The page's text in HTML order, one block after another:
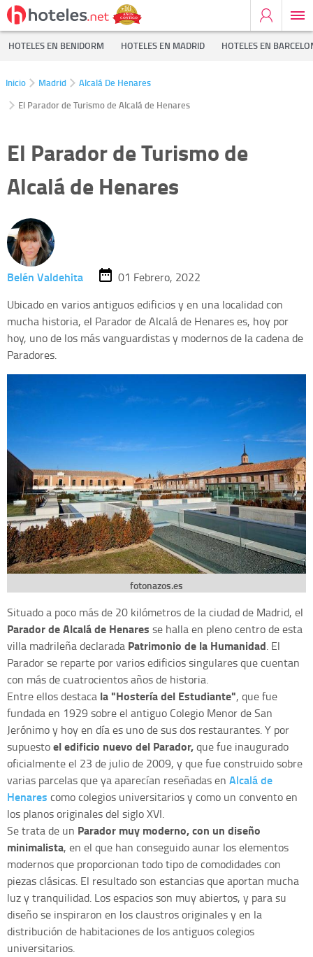
HOTELES EN BENIDORM HOTELES EN MADRID HOTELES EN
Inicio Madrid
Alcalá De Henares
El Parador de Turismo de Alcalá de Henares
El Parador de Turismo de
Alcalá de Henares
Belén Valdehita
01 Febrero, 2022
Ubicado en varios antiguos edificios y en una localidad con
mucha historia, el Parador de Alcalá de Henares es, hoy por
hoy, uno de los más vanguardistas y modernos de la cadena de
Paradores.
fotonazos.es
Situado a poco más de 20 kilómetros de la ciudad de Madrid, el
Parador de Alcalá de Henares se halla en pleno centro de esta
villa madrileña declarada Patrimonio de la Humanidad. El
Parador se reparte por varios edificios singulares que cuentan
con más de cuatrocientos años de historia.
Entre ellos destaca la "Hostería del Estudiante", que fue
fundada en 1929 sobre el antiguo Colegio Menor de San
Jerónimo y hoy en día es uno de sus dos restaurantes. Y por
supuestoel edificio nuevo del Parador,que fue inaugurado
oficialmente el 23 de julio de 2009, y que fue construido sobre
varias parcelas que ya aparecían reseñadas en Alcalá de
Henares como colegios universitarios y como un convento en
los planos originales del siglo XVI.
Se trata de un Parador muy moderno, con un diseño
minimalista, en el que han conseguido aunar los elementos
modernos que proporcionan todo tipo de comodidades con
piezas clásicas. El resultado son estancias que aportan mucha
luz y tranquilidad. Los espacios son muy abiertos, y para su
diseño se inspiraron en los claustros originales y en la
distribución de habitaciones de los antiguos colegios
universitarios.